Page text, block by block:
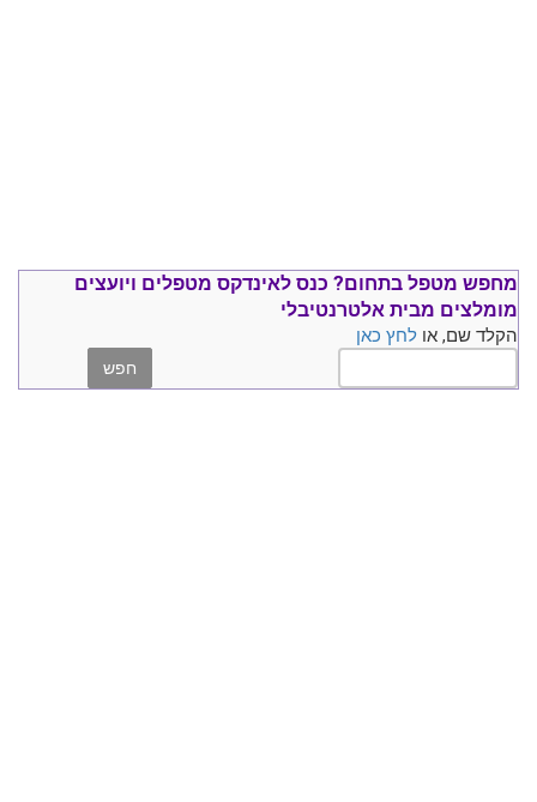
מחפש מטפל בתחום? כנס לאינדקס מטפלים ויועצים
מומלצים מבית אלטרנטיבלי
הקלד שם, או לחץ כאן